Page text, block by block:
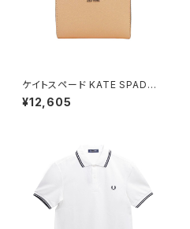
ケイトスペード KATE SPADE
スモール Lジップ ウォレット 二
つ折り財布 kn764-700 レディ
¥12,605